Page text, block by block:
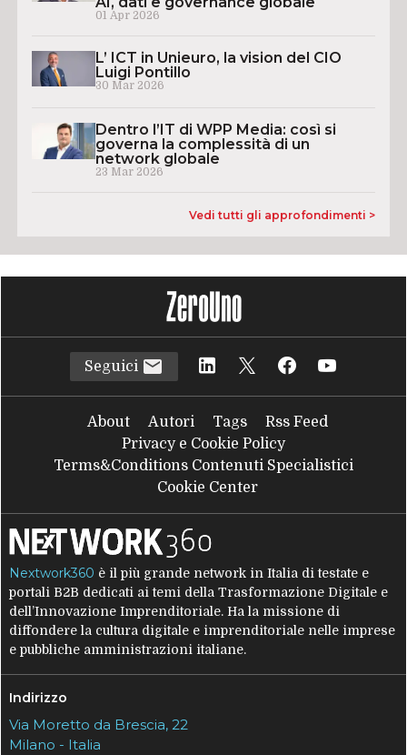
01 Apr 2026
L’ ICT in Unieuro, la vision del CIO
Luigi Pontillo
30 Mar 2026
Dentro l’IT di WPP Media: così si
governa la complessità di un
network globale
23 Mar 2026
Vedi tutti gli approfondimenti >
Seguici
About Autori Tags
Rss Feed
Privacy e Cookie Policy
Terms&Conditions Contenuti Specialistici
Cookie Center
Nextwork360 è il più grande network in Italia di testate e
portali B2B dedicati ai temi della Trasformazione Digitale e
dell’Innovazione Imprenditoriale. Ha la missione di
diffondere la cultura digitale e imprenditoriale nelle imprese
e pubbliche amministrazioni italiane.
Indirizzo
Via Moretto da Brescia, 22
Milano - Italia